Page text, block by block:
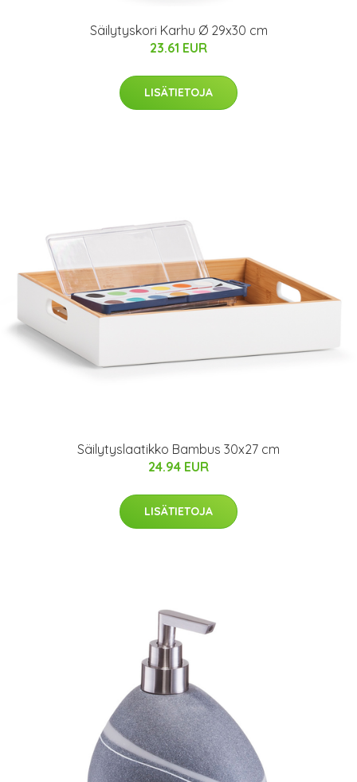
Säilytyskori Karhu Ø 29x30 cm
23.61 EUR
LISÄTIETOJA
Säilytyslaatikko Bambus 30x27 cm
24.94 EUR
LISÄTIETOJA